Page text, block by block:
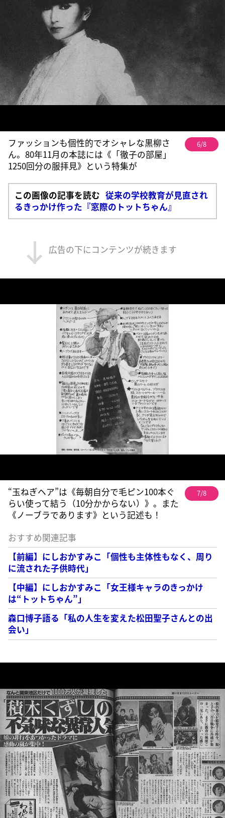
ファッションも個性的でオシャレな黒柳さ
ん。80年11月の本誌には《「徹子の部屋」
1250回分の服拝見》という特集が
6/8
この画像の記事を読む 従来の学校教育が見直され
るきっかけ作った『窓際のトットちゃん』
広告の下にコンテンツが続きます
“玉ねぎヘア”は《毎朝自分で毛ピン100本ぐ
らい使って結う（10分かからない）》。また
《ノーブラであります》という記述も！
7/8
おすすめ関連記事
【前編】にしおかすみこ「個性も主体性もなく、周り
に流された子供時代」
【中編】にしおかすみこ「女王様キャラのきっかけ
は“トットちゃん”」
森口博子語る「私の人生を変えた松田聖子さんとの出
会い」